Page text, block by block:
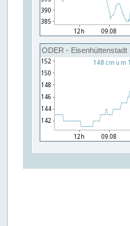
ODER - Eisenhüttenstadt